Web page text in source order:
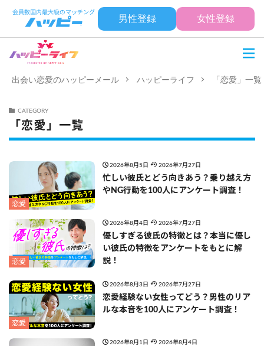
男性登録 女性登録
出会い恋愛のハッピーメール ハッピーライフ 「恋愛」一覧
CATEGORY
「恋愛」一覧
恋愛
2026年8月5日 2026年7月27日
忙しい彼氏とどう向きあう？乗り越え方
やNG行動を100人にアンケート調査！
恋愛
2026年8月4日 2026年7月27日
優しすぎる彼氏の特徴とは？本当に優し
い彼氏の特徴をアンケートをもとに解
説！
恋愛
2026年8月3日 2026年7月27日
恋愛経験ない女性ってどう？男性のリア
ルな本音を100人にアンケート調査！
2026年8月1日 2026年8月4日